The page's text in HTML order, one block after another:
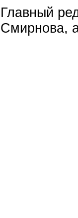
Главный
Смирнова,